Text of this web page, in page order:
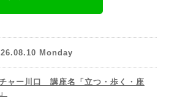
Monday
ャー川口 講座名「立つ・歩く・座